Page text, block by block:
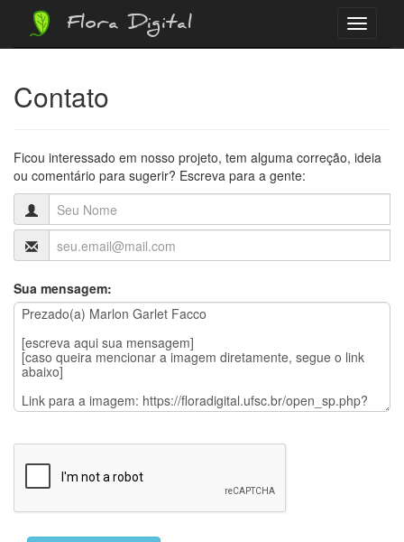
Menu
Flora Digital
Contato
Ficou interessado em nosso projeto, tem alguma correção, ideia
ou comentário para sugerir? Escreva para a gente:
Sua mensagem: